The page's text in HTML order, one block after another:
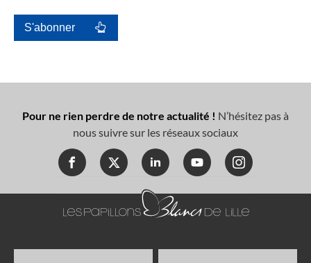
Pour ne rien perdre de notre actualité ! N’hésitez pas à
nous suivre sur les réseaux sociaux